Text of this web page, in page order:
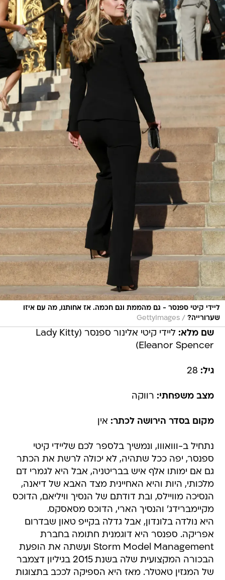
ליידי קיטי ספנסר - גם מהממת וגם חכמה. אז אחותנו, מה עם איזו
שערורייה? /
GettyImages
שם מלא:
ליידי קיטי אלינור ספנסר (Lady Kitty
Eleanor Spencer)
גיל:
מצב משפחתי: רווקה
מקום בסדר הירושה לכתר: אין
נתחיל ב-ווואווו, ונמשיך בלספר לכם שליידי קיטי
ספנסר, יפה ככל שתהיה, לא יכולה לרשת את הכתר
גם אם ימותו אלף איש בבריטניה, אבל היא לגמרי דם
מלכותי, היות והיא האחיינית מצד האבא של דיאנה,
הנסיכה מוויילס, ובת דודתם של הנסיך וויליאם, הדוכס
מקיימברידג' והנסיך הארי, הדוכס מסאסקס.
היא נולדה בלונדון, אבל גדלה בקייפ טאון שבדרום
אפריקה. ספנסר היא דוגמנית חתומה בחברת
Storm Model Management ועשתה את הופעת
הבכורה המקצועית שלה בשנת 2015 בגיליון דצמבר
של המגזין טאטלר. מאז היא הספיקה לככב בתצוגות